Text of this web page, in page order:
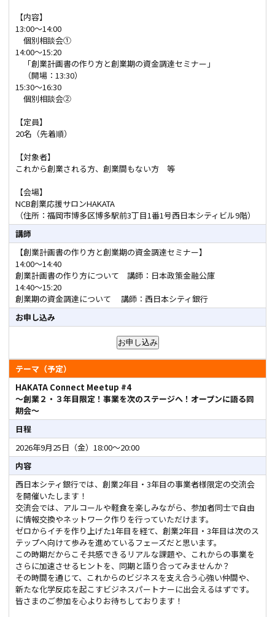
【内容】
13:00～14:00
個別相談会①
14:00～15:20
「創業計画書の作り方と創業期の資金調達セミナー」
（開場：13:30）
15:30～16:30
個別相談会②
【定員】
20名（先着順）
【対象者】
これから創業される方、創業間もない方 等
【会場】
NCB創業応援サロンHAKATA
（住所：福岡市博多区博多駅前3丁目1番1号西日本シティビル9階）
講師
【創業計画書の作り方と創業期の資金調達セミナー】
14:00～14:40
創業計画書の作り方について 講師：日本政策金融公庫
14:40～15:20
創業期の資金調達について 講師：西日本シティ銀行
お申し込み
テーマ（予定）
HAKATA Connect Meetup #4
～創業２・３年目限定！事業を次のステージへ！オープンに語る同
期会～
日程
2026年9月25日（金）18:00～20:00
内容
西日本シティ銀行では、創業2年目・3年目の事業者様限定の交流会
を開催いたします！
交流会では、アルコールや軽食を楽しみながら、参加者同士で自由
に情報交換やネットワーク作りを行っていただけます。
ゼロからイチを作り上げた1年目を経て、創業2年目・3年目は次のス
テップへ向けて歩みを進めているフェーズだと思います。
この時期だからこそ共感できるリアルな課題や、これからの事業を
さらに加速させるヒントを、同期と語り合ってみませんか？
その時間を通じて、これからのビジネスを支え合う心強い仲間や、
新たな化学反応を起こすビジネスパートナーに出会えるはずです。
皆さまのご参加を心よりお待ちしております！